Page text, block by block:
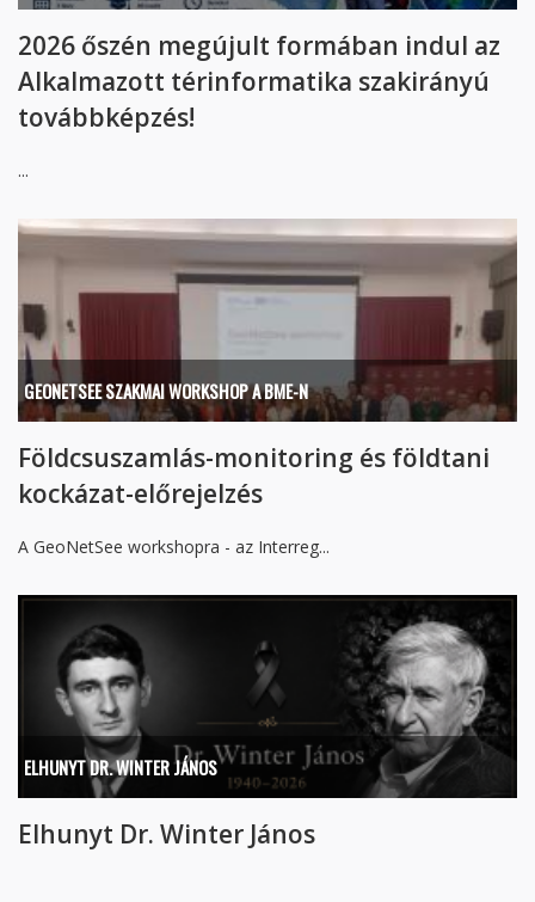
2026 őszén megújult formában indul az
Alkalmazott térinformatika szakirányú
továbbképzés!
...
GEONETSEE SZAKMAI WORKSHOP A BME-N
Földcsuszamlás-monitoring és földtani
kockázat-előrejelzés
A GeoNetSee workshopra - az Interreg...
ELHUNYT DR. WINTER JÁNOS
Elhunyt Dr. Winter János